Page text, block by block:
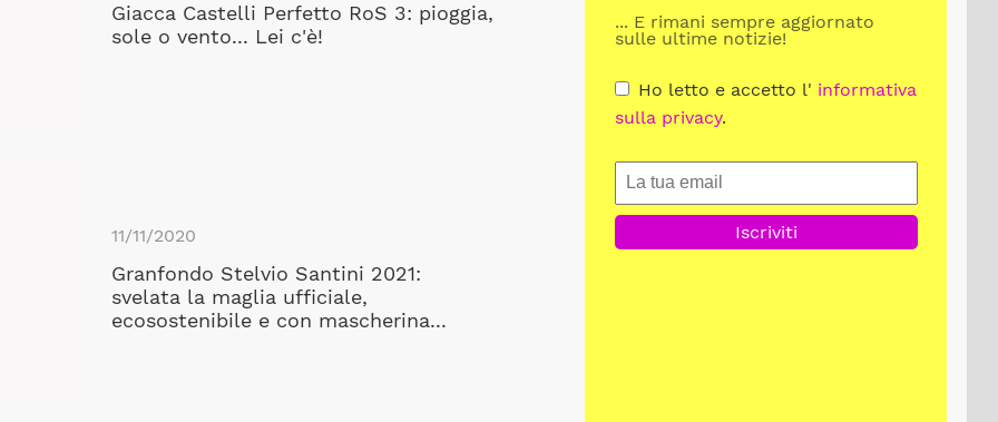
Giacca Castelli Perfetto RoS 3: pioggia,
sole o vento... Lei c'è!
11/11/2020
Granfondo Stelvio Santini 2021:
svelata la maglia ufficiale,
ecosostenibile e con mascherina...
... E rimani sempre aggiornato
sulle ultime notizie!
Ho letto e accetto l' informativa
sulla privacy.